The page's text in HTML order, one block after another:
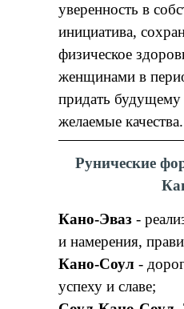
уверенность в
инициатива,
физическое
женщинами в
придать будущему
желаемые качества.
Рунические
Кано-Эваз-
и намерения,
Кано-Соул-
успеху и славе;